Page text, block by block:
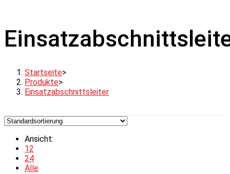
Startseite>
Produkte>
Einsatzabschnittsleiter
Ansicht:
12
24
Alle